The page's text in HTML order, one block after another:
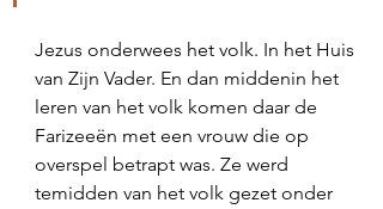
Jezus onderwees het volk. In het Huis
van Zijn Vader. En dan middenin het
leren van het volk komen daar de
Farizeeën met een vrouw die op
overspel betrapt was. Ze werd
temidden van het volk gezet onder